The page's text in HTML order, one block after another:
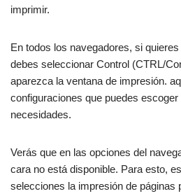
imprimir.
En todos los navegadores, si
debes seleccionar Control (CTRL/
aparezca la ventana de impresión.
configuraciones que puedes
necesidades.
Verás que en las opciones del
cara no está disponible. Para esto,
selecciones la impresión de páginas